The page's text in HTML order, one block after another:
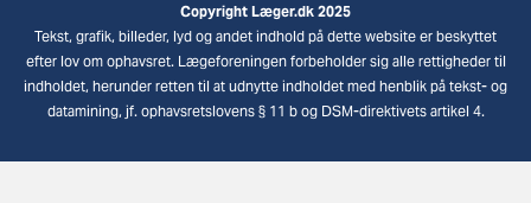
Copyright Læger.dk 2025
Tekst, grafik, billeder, lyd og andet indhold på dette website er beskyttet
efter lov om ophavsret. Lægeforeningen forbeholder sig alle rettigheder til
indholdet, herunder retten til at udnytte indholdet med henblik på tekst- og
datamining, jf. ophavsretslovens § 11 b og DSM-direktivets artikel 4.